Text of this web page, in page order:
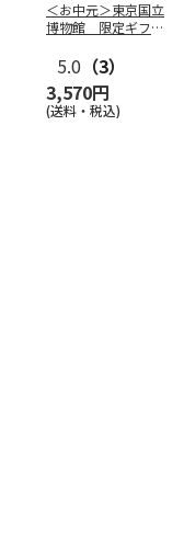
＜お中元＞東京国立
博物館 限定ギフ
八橋蒔
…
5.0 （3）
3,570円
(送料・税込)